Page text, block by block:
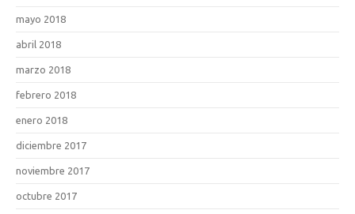
mayo 2018
abril 2018
marzo 2018
febrero 2018
enero 2018
diciembre 2017
noviembre 2017
octubre 2017